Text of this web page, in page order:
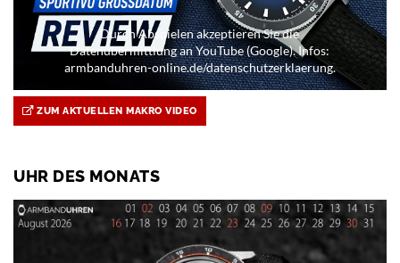
Durch Abspielen akzeptieren Sie die
Datenübermittlung an YouTube (Google). Infos:
armbanduhren-online.de/datenschutzerklaerung.
ZUM AKTUELLEN MAKRO VIDEO
UHR DES MONATS